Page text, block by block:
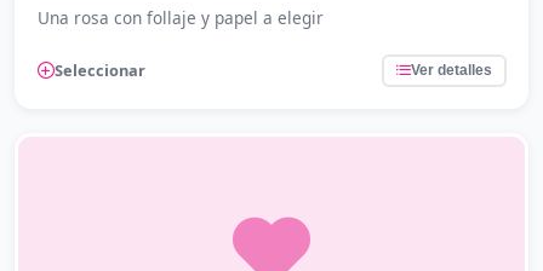
Una rosa con follaje y papel a elegir
Seleccionar Ver detalles